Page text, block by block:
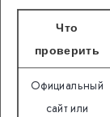
Что
проверить
Официальный
сайт или